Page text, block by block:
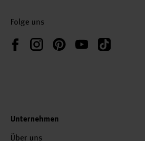
Folge uns
FacebookInstagramPinterestYouTubeTikTok
Unternehmen
Über uns